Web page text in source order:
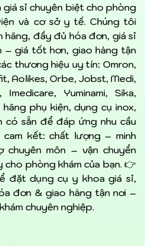
sỉ chuyên biệt cho phòng
và cơ sở y tế. Chúng tôi
hãng, đầy đủ hóa đơn, giá sỉ
giá tốt hơn, giao hàng tận
thương hiệu uy tín: Omron,
Aolikes, Orbe, Jobst, Medi,
Yuminami, Sika,
phụ kiện, dụng cụ inox,
có sẵn để đáp ứng nhu cầu
cam kết: chất lượng – minh
môn – vận chuyển
cho phòng khám của bạn. 👉
đặt dụng cụ y khoa giá sỉ,
đơn & giao hàng tận nơi –
chuyên nghiệp.